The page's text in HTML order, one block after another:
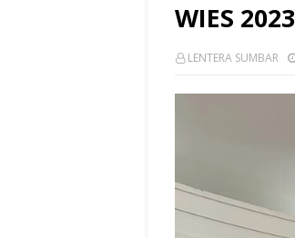
WIES 2023
LENTERA SUMBAR